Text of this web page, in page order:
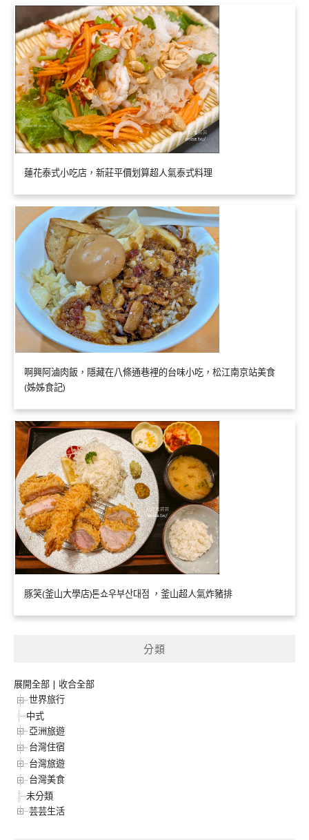
蓮花泰式小吃店，新莊平價划算超人氣泰式料理
啊興阿滷肉飯，隱藏在八條通巷裡的台味小吃，松江南京站美食
(姊姊食記)
豚笑(釜山大學店)톤쇼우부산대점 ，釜山超人氣炸豬排
分類
展開全部 | 收合全部
世界旅行
中式
亞洲旅遊
台灣住宿
台灣旅遊
台灣美食
未分類
芸芸生活